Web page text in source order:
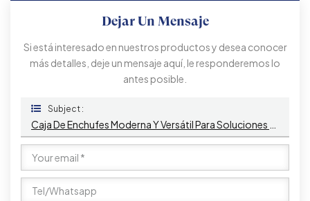
Dejar Un Mensaje
Si está interesado en nuestros productos y desea conocer
más detalles, deje un mensaje aquí, le responderemos lo
antes posible.
Subject :